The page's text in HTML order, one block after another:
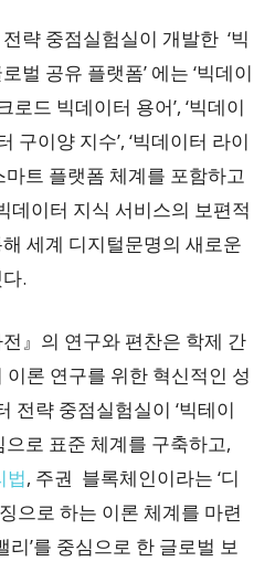
략 중점실험실이 개발한 ‘빅
벌 공유 플랫폼’ 에는 ‘빅데이
로드 빅데이터 용어’, ‘빅데이
구이양 지수’, ‘빅데이터 라이
마트 플랫폼 체계를 포함하고
데이터 지식 서비스의 보편적
세계 디지털문명의 새로운
.
전』의 연구와 편찬은 학제 간
이론 연구를 위한 혁신적인 성
전략 중점실험실이 ‘빅테이
으로 표준 체계를 구축하고,
법, 주권 블록체인이라는 ‘디
으로 하는 이론 체계를 마련
리’를 중심으로 한 글로벌 보